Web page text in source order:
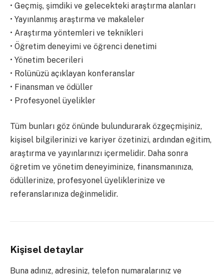
• Geçmiş, şimdiki ve gelecekteki araştırma alanları
• Yayınlanmış araştırma ve makaleler
• Araştırma yöntemleri ve teknikleri
• Öğretim deneyimi ve öğrenci denetimi
• Yönetim becerileri
• Rolünüzü açıklayan konferanslar
• Finansman ve ödüller
• Profesyonel üyelikler
Tüm bunları göz önünde bulundurarak özgeçmişiniz,
kişisel bilgilerinizi ve kariyer özetinizi, ardından eğitim,
araştırma ve yayınlarınızı içermelidir. Daha sonra
öğretim ve yönetim deneyiminize, finansmanınıza,
ödüllerinize, profesyonel üyeliklerinize ve
referanslarınıza değinmelidir.
Kişisel detaylar
Buna adınız, adresiniz, telefon numaralarınız ve